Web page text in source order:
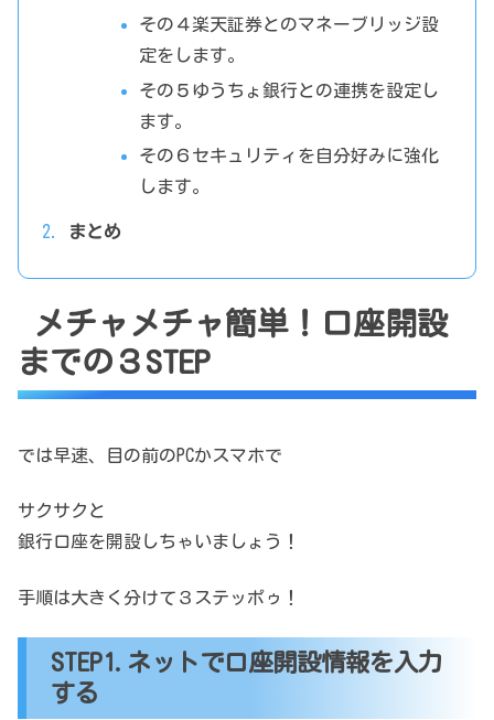
その４楽天証券とのマネーブリッジ設
定をします。
その５ゆうちょ銀行との連携を設定し
ます。
その６セキュリティを自分好みに強化
します。
まとめ
メチャメチャ簡単！口座開設
までの３STEP
では早速、目の前のPCかスマホで
サクサクと
銀行口座を開設しちゃいましょう！
手順は大きく分けて３ステッポゥ！
STEP1.ネットで口座開設情報を入力
する